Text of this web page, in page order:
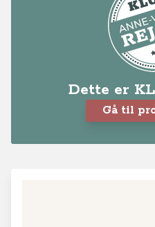
Dette er
Gå til